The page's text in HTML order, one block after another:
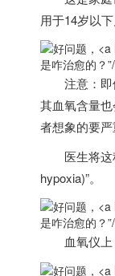
用于14岁以下
是咋治愈的？
注意：
其血氧含量
者想象的要严
医生将
hypoxia)”。
是咋治愈的？
血氧仪